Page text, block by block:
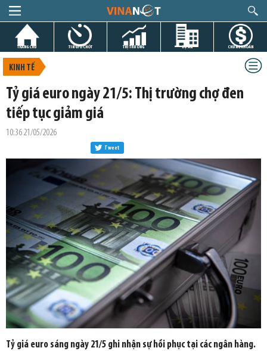
TRANG CHỦ TIN GIỜ CHÓT THỊ TRƯỜNG DỰ ÁN CHỨNG KHOÁN
KINH TẾ
Tỷ giá euro ngày 21/5: Thị trường chợ đen
tiếp tục giảm giá
10:36 21/05/2026
Tweet
Tỷ giá euro sáng ngày 21/5 ghi nhận sự hồi phục tại các ngân hàng.